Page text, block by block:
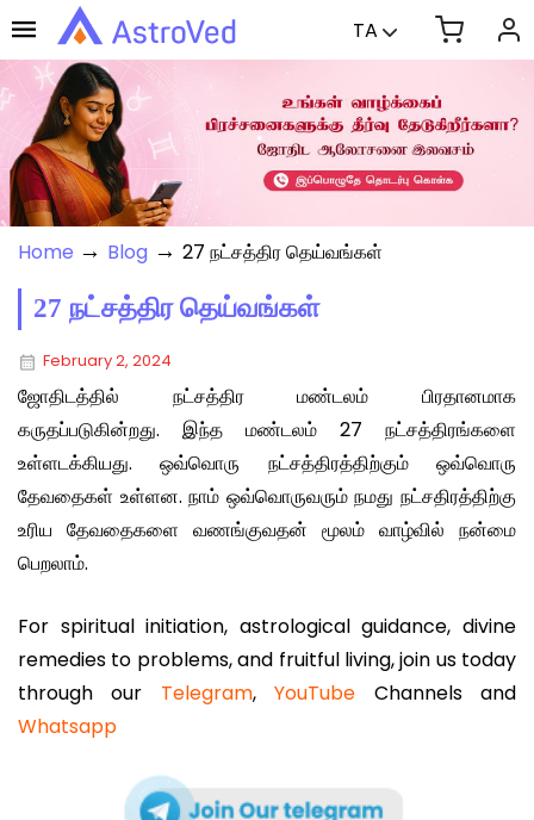
TA
Home → Blog → 27 நட்சத்திர தெய்வங்கள்
27 நட்சத்திர தெய்வங்கள்
February 2, 2024
ஜோதிடத்தில் நட்சத்திர மண்டலம் பிரதானமாக
கருதப்படுகின்றது. இந்த மண்டலம் 27 நட்சத்திரங்களை
உள்ளடக்கியது. ஒவ்வொரு நட்சத்திரத்திற்கும் ஒவ்வொரு
தேவதைகள் உள்ளன. நாம் ஒவ்வொருவரும் நமது நட்சதிரத்திற்கு
உரிய தேவதைகளை வணங்குவதன் மூலம் வாழ்வில் நன்மை
பெறலாம்.
For spiritual initiation, astrological guidance, divine
remedies to problems, and fruitful living, join us today
through our Telegram,YouTube Channels and
Whatsapp